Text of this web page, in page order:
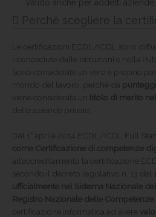
Valido anche per addetti
Perché scegliere la
Le certificazioni ECDL/ICDL sono
riconosciute dalle Istituzioni e nella
Sono considerate un vero e proprio
mondo del lavoro, perché dà
viene considerata un titolo di merito
delle aziende private.
Dal 1° aprile 2014 ECDL/ICDL Full
come Certificazione di competenze
all’accreditamento la certificazione
secondo il decreto legislativo n. 13 del
ufficialmente nel Sistema Nazionale
Registro Nazionale delle Competenze
certificazione informatica ad avere